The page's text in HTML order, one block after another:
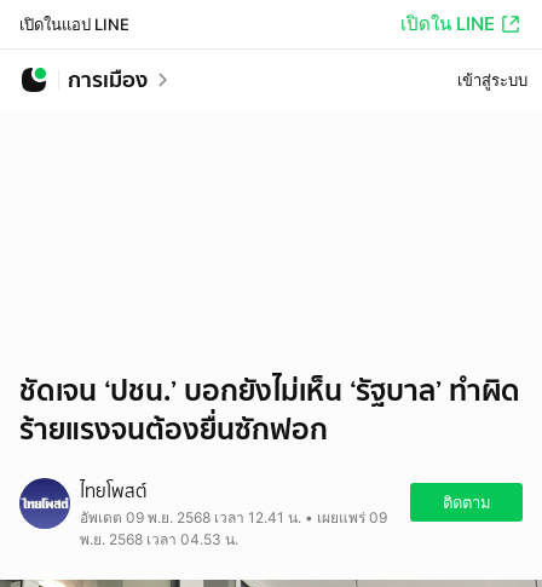
เปิดในแอป LINE เปิดใน LINE
การเมือง เข้าสู่ระบบ
ชัดเจน ‘ปชน.’ บอกยังไม่เห็น ‘รัฐบาล’ ทำผิด
ร้ายแรงจนต้องยื่นซักฟอก
ไทยโพสต์
อัพเดต 09 พ.ย. 2568 เวลา 12.41 น. • เผยแพร่ 09
พ.ย. 2568 เวลา 04.53 น.
ติดตาม